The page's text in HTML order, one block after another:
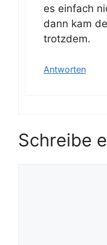
es einfach
dann kam
trotzdem.
Antworten
Schreibe